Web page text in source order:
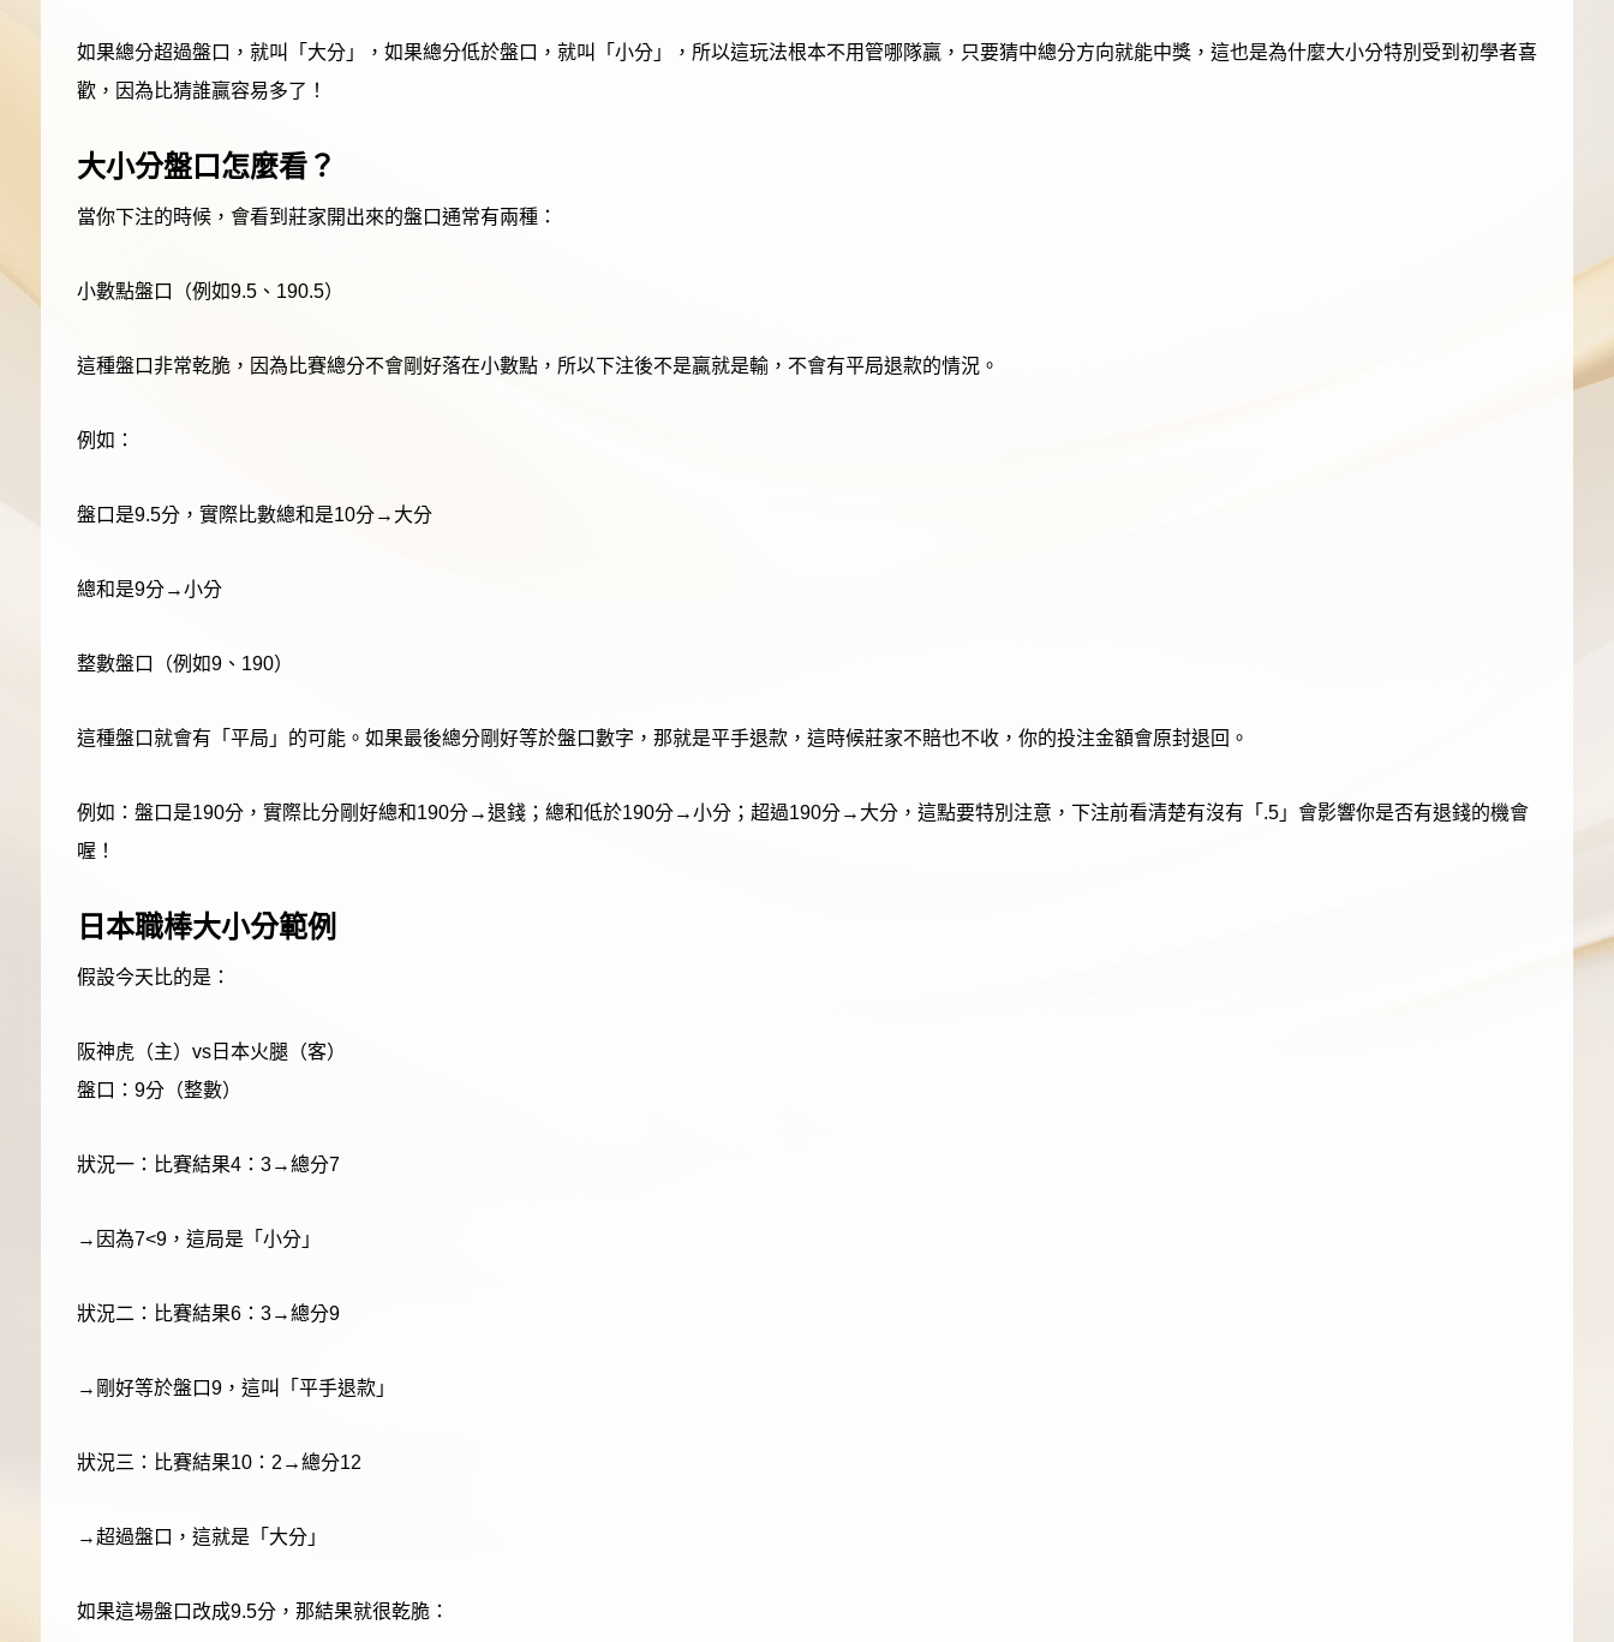
如果總分超過盤口，就叫「大分」，如果總分低於盤口，就叫「小分」，所以這玩法根本不用管哪隊贏，只要猜中總分方向就能中獎，這也是為什麼大小分特別受到初學者喜
歡，因為比猜誰贏容易多了！
大小分盤口怎麼看？
當你下注的時候，會看到莊家開出來的盤口通常有兩種：
小數點盤口（例如9.5、190.5）
這種盤口非常乾脆，因為比賽總分不會剛好落在小數點，所以下注後不是贏就是輸，不會有平局退款的情況。
例如：
盤口是9.5分，實際比數總和是10分→大分
總和是9分→小分
整數盤口（例如9、190）
這種盤口就會有「平局」的可能。如果最後總分剛好等於盤口數字，那就是平手退款，這時候莊家不賠也不收，你的投注金額會原封退回。
例如：盤口是190分，實際比分剛好總和190分→退錢；總和低於190分→小分；超過190分→大分，這點要特別注意，下注前看清楚有沒有「.5」會影響你是否有退錢的機會
喔！
日本職棒大小分範例
假設今天比的是：
阪神虎（主）vs日本火腿（客）
盤口：9分（整數）
狀況一：比賽結果4：3→總分7
→因為7<9，這局是「小分」
狀況二：比賽結果6：3→總分9
→剛好等於盤口9，這叫「平手退款」
狀況三：比賽結果10：2→總分12
→超過盤口，這就是「大分」
如果這場盤口改成9.5分，那結果就很乾脆：